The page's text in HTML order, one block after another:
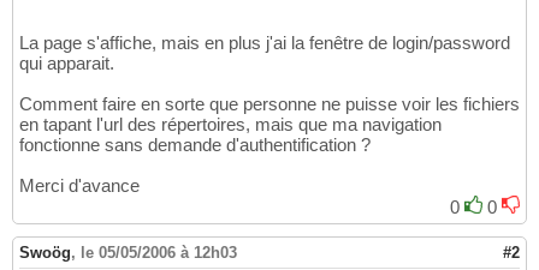
La page s'affiche, mais en plus j'ai la fenêtre de login/password
qui apparait.
Comment faire en sorte que personne ne puisse voir les fichiers
en tapant l'url des répertoires, mais que ma navigation
fonctionne sans demande d'authentification ?
Merci d'avance
0
0
Swoög, le 05/05/2006 à 12h03 #2